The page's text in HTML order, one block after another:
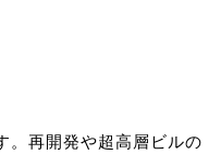
。再開発や超高層ビルの